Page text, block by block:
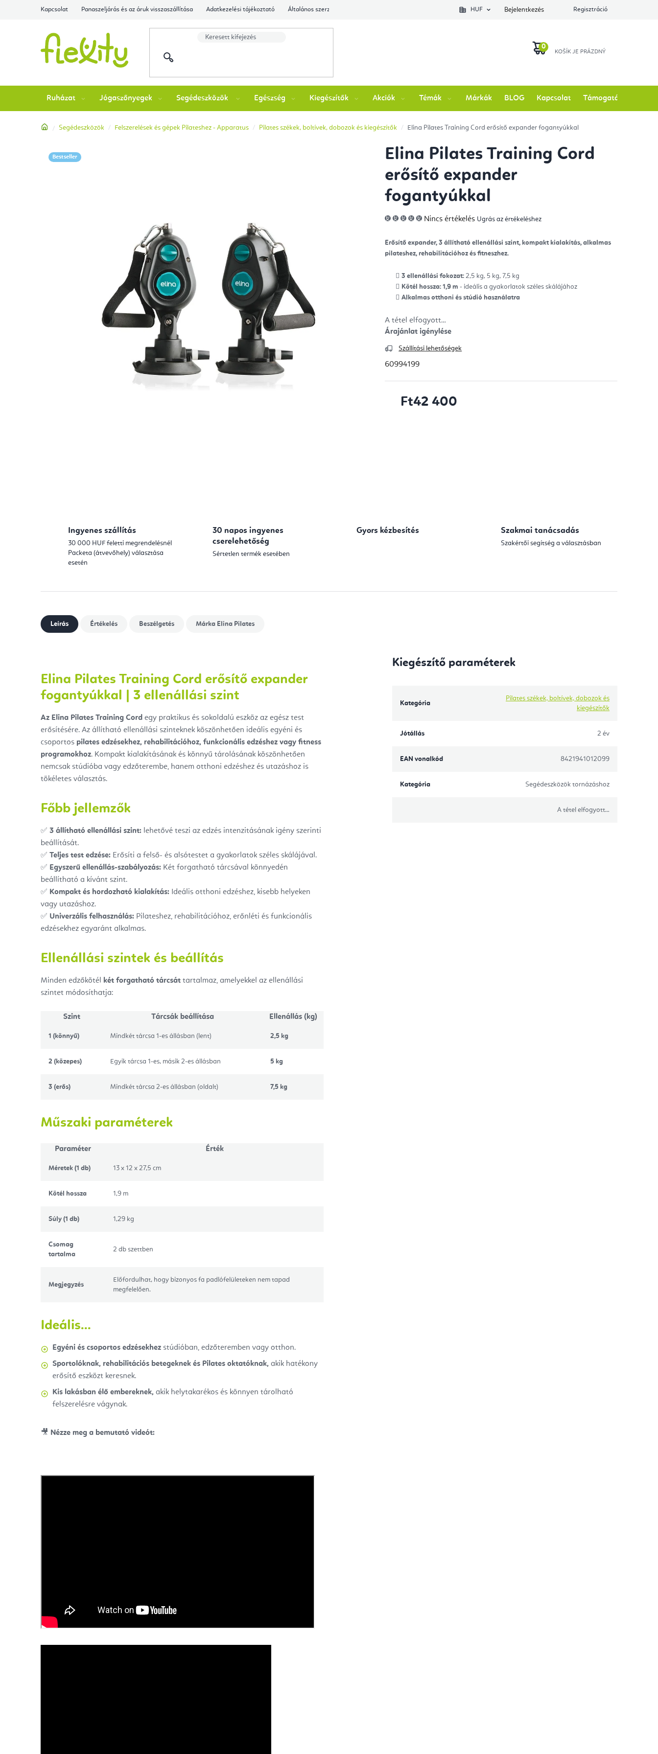
Kapcsolat Panaszeljárás és az áruk visszaszállítása Adatkezelési tájékoztató Általános szerződési feltételek Ellenőrizze a rendelés állapotátHUF Bejelentkezés Regisztráció
Ruházat Jógaszőnyegek Segédeszközök Egészség Kiegészítők Akciók Témák Márkák BLOG Kapcsolat Támogatás
Kezdőlap
Segédeszközök Felszerelések és gépek Pilateshez - Apparatus Pilates székek, boltívek, dobozok és kiegészítők Elina Pilates Training Cord erősítő expander fogantyúkkal
Elina Pilates Training Cord
erősítő expander
fogantyúkkal
A
termék
5-
ből
0,0
csillag.
Nincs értékelés Ugrás az értékeléshez
Erősítő expander, 3 állítható ellenállási szint, kompakt kialakítás, alkalmas
pilateshez, rehabilitációhoz és fitneszhez.
3 ellenállási fokozat: 2,5 kg, 5 kg, 7,5 kg
Kötél hossza: 1,9 m - ideális a gyakorlatok széles skálájához
Alkalmas otthoni és stúdió használatra
A tétel elfogyott…
Árajánlat igénylése
Szállítási lehetőségek
60994199
Ft42 400
Bestseller
Ingyenes szállítás
30 000 HUF feletti megrendelésnél
Packeta (átvevőhely) választása
esetén
30 napos ingyenes
cserelehetőség
Sértetlen termék esetében
Gyors kézbesítés Szakmai tanácsadás
Szakértői segítség a választásban
Leírás Értékelés Beszélgetés Márka Elina Pilates
Elina Pilates Training Cord erősítő expander
fogantyúkkal | 3 ellenállási szint
Az Elina Pilates Training Cord egy praktikus és sokoldalú eszköz az egész test
erősítésére. Az állítható ellenállási szinteknek köszönhetően ideális egyéni és
csoportos pilates edzésekhez, rehabilitációhoz, funkcionális edzéshez vagy fitness
programokhoz. Kompakt kialakításának és könnyű tárolásának köszönhetően
nemcsak stúdióba vagy edzőterembe, hanem otthoni edzéshez és utazáshoz is
tökéletes választás.
Főbb jellemzők
✅ 3 állítható ellenállási szint: lehetővé teszi az edzés intenzitásának igény szerinti
beállítását.
✅ Teljes test edzése: Erősíti a felső- és alsótestet a gyakorlatok széles skálájával.
✅ Egyszerű ellenállás-szabályozás: Két forgatható tárcsával könnyedén
beállítható a kívánt szint.
✅ Kompakt és hordozható kialakítás: Ideális otthoni edzéshez, kisebb helyeken
vagy utazáshoz.
✅ Univerzális felhasználás: Pilateshez, rehabilitációhoz, erőnléti és funkcionális
edzésekhez egyaránt alkalmas.
Ellenállási szintek és beállítás
Minden edzőkötél két forgatható tárcsát tartalmaz, amelyekkel az ellenállási
szintet módosíthatja:
Szint Tárcsák beállítása Ellenállás (kg)
1 (könnyű) Mindkét tárcsa 1-es állásban (lent) 2,5 kg
2 (közepes) Egyik tárcsa 1-es, másik 2-es állásban 5 kg
3 (erős) Mindkét tárcsa 2-es állásban (oldalt) 7,5 kg
Műszaki paraméterek
Paraméter Érték
Méretek (1 db) 13 x 12 x 27,5 cm
Kötél hossza 1,9 m
Súly (1 db) 1,29 kg
Csomag
tartalma
2 db szettben
Megjegyzés
Előfordulhat, hogy bizonyos fa padlófelületeken nem tapad
megfelelően.
Ideális...
Egyéni és csoportos edzésekhez stúdióban, edzőteremben vagy otthon.
Sportolóknak, rehabilitációs betegeknek és Pilates oktatóknak, akik hatékony
erősítő eszközt keresnek.
Kis lakásban élő embereknek, akik helytakarékos és könnyen tárolható
felszerelésre vágynak.
🎥 Nézze meg a bemutató videót:
Kiegészítő paraméterek
Kategória
Pilates székek, boltívek, dobozok és
kiegészítők
Jótállás 2 év
EAN vonalkód 8421941012099
Kategória Segédeszközök tornázáshoz
A tétel elfogyott…